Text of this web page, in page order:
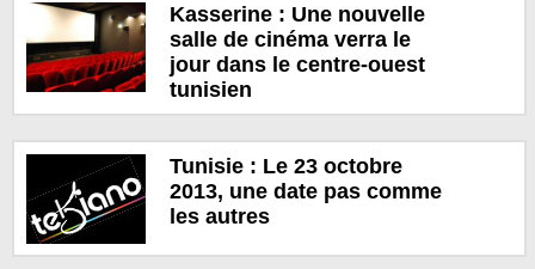
Kasserine : Une nouvelle
salle de cinéma verra le
jour dans le centre-ouest
tunisien
Tunisie : Le 23 octobre
2013, une date pas comme
les autres